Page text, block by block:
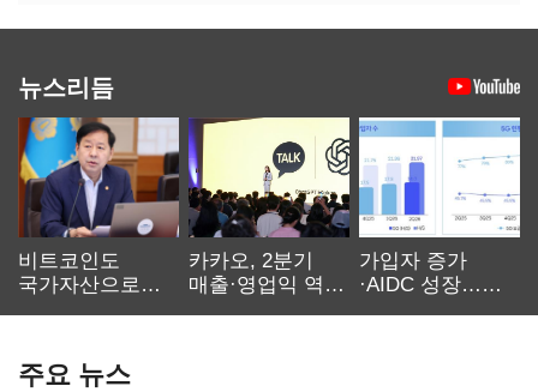
뉴스리듬
비트코인도
국가자산으로…'
카카오, 2분기
매출·영업익 역대
가입자 증가
·AIDC 성장…
주요 뉴스